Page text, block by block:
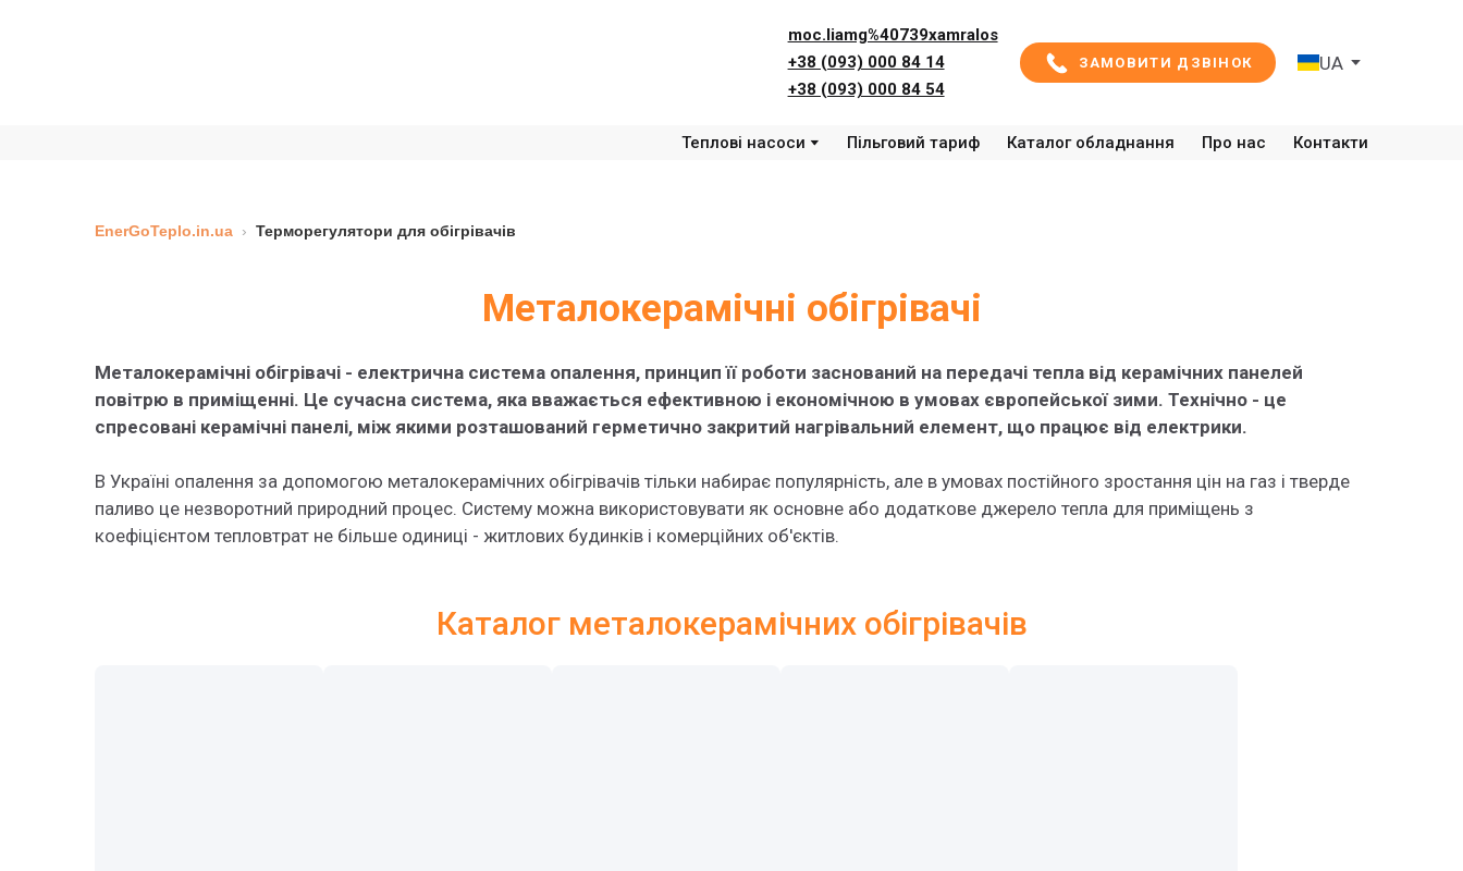
moc.liamg%40739xamralos
+38 (093) 000 84 14
+38 (093) 000 84 54
ЗАМОВИТИ ДЗВІНОК UA
Теплові насоси Пільговий тариф Каталог обладнання Про нас Контакти
EnerGoTeplo.in.ua › Терморегулятори для обігрівачів
Металокерамічні обігрівачі
Металокерамічні обігрівачі - електрична система опалення, принцип її роботи заснований на передачі тепла від керамічних панелей
повітрю в приміщенні. Це сучасна система, яка вважається ефективною і економічною в умовах європейської зими. Технічно - це
спресовані керамічні панелі, між якими розташований герметично закритий нагрівальний елемент, що працює від електрики.
В Україні опалення за допомогою металокерамічних обігрівачів тільки набирає популярність, але в умовах постійного зростання цін на газ і тверде
паливо це незворотний природний процес. Систему можна використовувати як основне або додаткове джерело тепла для приміщень з
коефіцієнтом тепловтрат не більше одиниці - житлових будинків і комерційних об'єктів.
Каталог металокерамічних обігрівачів